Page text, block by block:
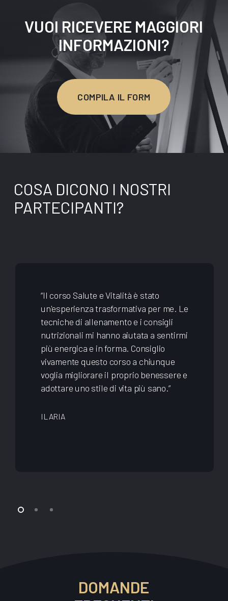
VUOI RICEVERE MAGGIORI
INFORMAZIONI?
COMPILA IL FORM
COSA DICONO I NOSTRI
PARTECIPANTI?
“Il corso Salute e Vitalità è stato
un'esperienza trasformativa per me. Le
tecniche di allenamento e i consigli
nutrizionali mi hanno aiutata a sentirmi
più energica e in forma. Consiglio
vivamente questo corso a chiunque
voglia migliorare il proprio benessere e
adottare uno stile di vita più sano.”
ILARIA
DOMANDE